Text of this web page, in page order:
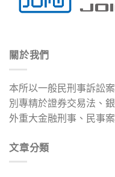
關於我們
本所以一般民刑事訴訟
別專精於證券交易法、
外重大金融刑事、民事
文章分類